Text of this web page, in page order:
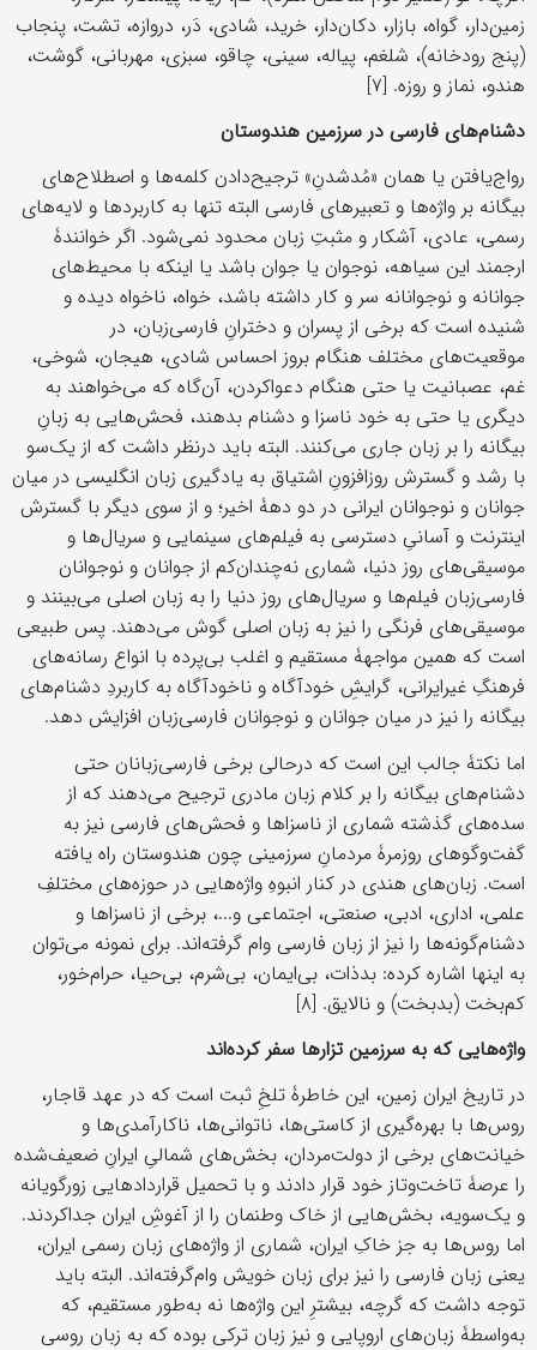
زمین‌دار، گواه، بازار، دکان‌دار، خرید، شادی، دَر، دروازه، تشت، پنجاب
(پنج رودخانه)، شلغم، پیاله، سینی، چاقو، سبزی، مهربانی، گوشت،
هندو، نماز و روزه. [۷]
دشنام‌های فارسی در سرزمین هندوستان
رواج‌یافتن یا همان «مُدشدنِ» ترجیح‌دادن کلمه‌ها و اصطلاح‌های
بیگانه بر واژه‌ها و تعبیرهای فارسی البته تنها به کاربردها و لایه‌های
رسمی، عادی، آشکار و مثبتِ زبان محدود نمی‌شود. اگر خوانندۀ
ارجمند این سیاهه، نوجوان یا جوان باشد یا اینکه با محیط‌های
جوانانه و نوجوانانه سر و کار داشته باشد، خواه، ناخواه دیده و
شنیده است که برخی از پسران و دخترانِ فارسی‌زبان، در
موقعیت‌های مختلف هنگام بروز احساس شادی، هیجان، شوخی،
غم، عصبانیت یا حتی هنگام دعواکردن، آن‌گاه که می‌خواهند به
دیگری یا حتی به خود ناسزا و دشنام بدهند، فحش‌هایی به زبانِ
بیگانه را بر زبان جاری می‌کنند. البته باید درنظر داشت که از یک‌سو
با رشد و گسترش روزافزونِ اشتیاق به یادگیری زبان انگلیسی در میان
جوانان و نوجوانان ایرانی در دو دهۀ اخیر؛ و از سوی دیگر با گسترش
اینترنت و آسانیِ دسترسی به فیلم‌های سینمایی و سریال‌ها و
موسیقی‌های روز دنیا، شماری نه‌چندان‌کم از جوانان و نوجوانان
فارسی‌زبان فیلم‌ها و سریال‌های روز دنیا را به زبان اصلی می‌بینند و
موسیقی‌های فرنگی را نیز به زبان اصلی گوش می‌دهند. پس طبیعی
است که همین مواجهۀ مستقیم و اغلب بی‌پرده با انواع رسانه‌های
فرهنگِ غیرایرانی، گرایشِ خودآگاه و ناخودآگاه به کاربردِ دشنام‌های
بیگانه را نیز در میان جوانان و نوجوانان فارسی‌زبان افزایش ‌دهد.
اما نکتۀ جالب این است که درحالی برخی فارسی‌زبانان حتی
دشنام‌های بیگانه را بر کلام زبان مادری ترجیح می‌دهند که از
سده‌های گذشته شماری از ناسزاها و فحش‌های فارسی نیز به
گفت‌وگوهای روزمرۀ مردمانِ سرزمینی چون هندوستان راه یافته
است. زبان‌های هندی در کنار انبوهِ واژه‌هایی در حوزه‌های مختلفِ
علمی، اداری، ادبی، صنعتی، اجتماعی و...، برخی از ناسزاها و
دشنام‌گونه‌ها را نیز از زبان فارسی وام گرفته‌اند. برای نمونه می‌توان
به اینها اشاره کرده: بدذات، بی‌ایمان، بی‌شرم، بی‌حیا، حرام‌خور،
کم‌بخت (بدبخت) و نالایق. [۸]
واژه‌هایی که به سرزمین تزارها سفر کرده‌اند
در تاریخ ایران زمین، این خاطرۀ تلخِ ثبت است که در عهد قاجار،
روس‌ها با بهره‌گیری از کاستی‌ها، ناتوانی‌ها، ناکارآمدی‌ها و
خیانت‌های برخی از دولت‌مردان، بخش‌های شمالیِ ایرانِ ضعیف‌شده
را عرصۀ تاخت‌وتاز خود قرار دادند و با تحمیل قراردادهایی زورگویانه
و یک‌سویه، بخش‌هایی از خاک وطنمان را از آغوشِ ایران جداکردند.
اما روس‌ها به جز خاکِ ایران، شماری از واژه‌های زبان رسمی ایران،
یعنی زبان فارسی را نیز برای زبان خویش وام‌گرفته‌اند. البته باید
توجه داشت که گرچه، بیشترِ این واژه‌ها نه به‌طور مستقیم، که
به‌واسطۀ زبان‌های اروپایی و نیز زبان ترکی بوده که به زبان روسی